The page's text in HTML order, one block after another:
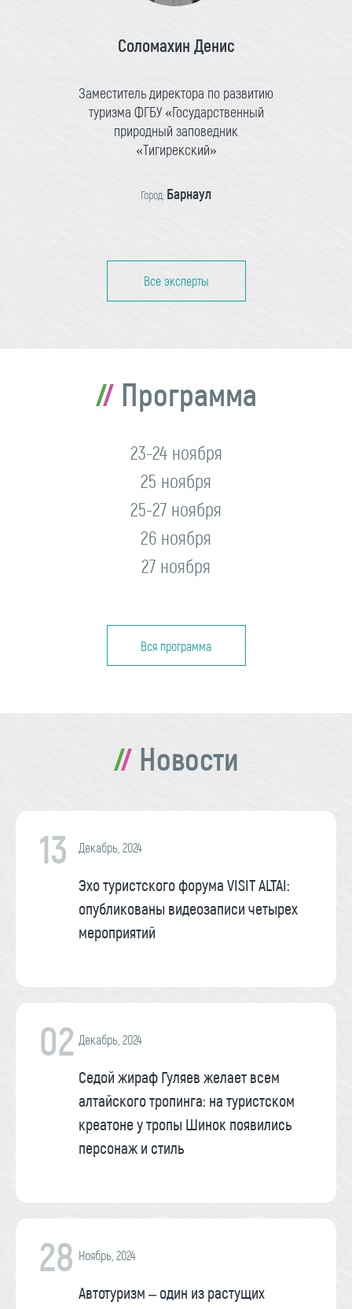
Соломахин Денис
Заместитель директора по развитию
туризма ФГБУ «Государственный
природный заповедник
«Тигирекский»
Город: Барнаул
Все эксперты
Программа
23-24 ноября
25 ноября
25-27 ноября
26 ноября
27 ноября
Вся программа
Новости
13 Декабрь, 2024
Эхо туристского форума VISIT ALTAI:
опубликованы видеозаписи четырех
мероприятий
02 Декабрь, 2024
Седой жираф Гуляев желает всем
алтайского тропинга: на туристском
креатоне у тропы Шинок появились
персонаж и стиль
28 Ноябрь, 2024
Автотуризм – один из растущих